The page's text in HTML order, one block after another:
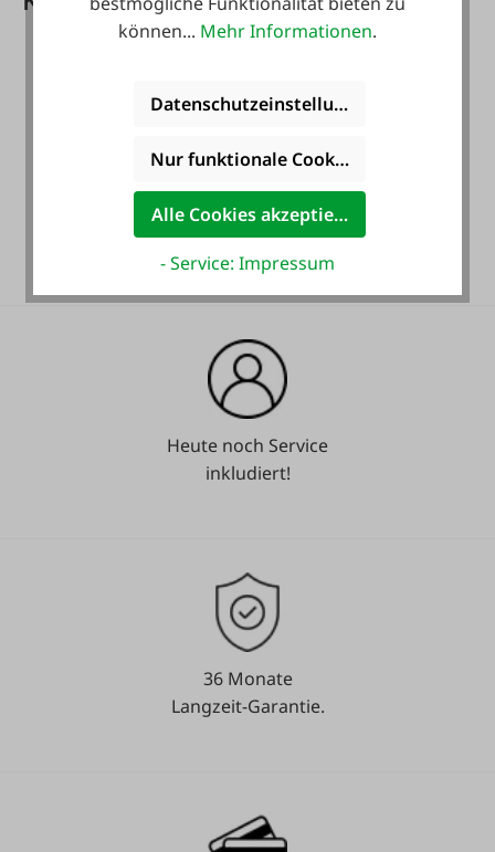
Gratis Versand für ein
ganzes Jahr! *
Heute noch Service
inkludiert!
36 Monate
Langzeit-Garantie.
können... Mehr Informationen.
Datenschutzeinstellungen
Nur funktionale Cookies akzeptieren
Alle Cookies akzeptieren
- Service: Impressum